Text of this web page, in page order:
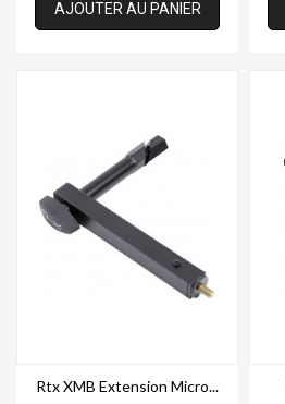
AJOUTER AU PANIER
Rtx XMB Extension Micro...